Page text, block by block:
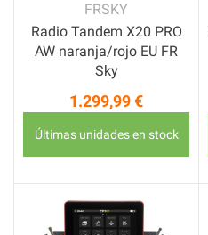
FRSKY
Radio Tandem X20 PRO
AW naranja/rojo EU FR
Sky
Precio
1.299,99 €
Últimas unidades en stock